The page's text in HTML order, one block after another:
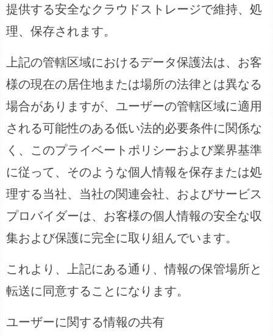
提供する安全なクラウドストレージで維持、処
理、保存されます。
上記の管轄区域におけるデータ保護法は、お客
様の現在の居住地または場所の法律とは異なる
場合がありますが、ユーザーの管轄区域に適用
される可能性のある低い法的必要条件に関係な
く、このプライベートポリシーおよび業界基準
に従って、そのような個人情報を保存または処
理する当社、当社の関連会社、およびサービス
プロバイダーは、お客様の個人情報の安全な収
集および保護に完全に取り組んでいます。
これより、上記にある通り、情報の保管場所と
転送に同意することになります。
ユーザーに関する情報の共有